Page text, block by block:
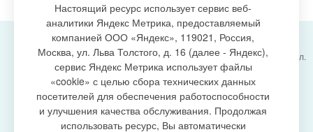
создание сайта
Администрация городского поселения Излучинск, ул.
Энергетиков, 6, пгт. Излучинск, Нижневартовский
район,
Ханты-Мансийский автономный округ-Югра
(Тюменская область), 628634
Сетевое изданиеhttps://www.gp-izluchinsk.ru
16+
Настоящий ресурс использует сервис веб-
аналитики Яндекс Метрика, предоставляемый
компанией ООО «Яндекс», 119021, Россия,
Москва, ул. Льва Толстого, д. 16 (далее - Яндекс),
сервис Яндекс Метрика использует файлы
«cookie» с целью сбора технических данных
посетителей для обеспечения работоспособности
и улучшения качества обслуживания. Продолжая
использовать ресурс, Вы автоматически